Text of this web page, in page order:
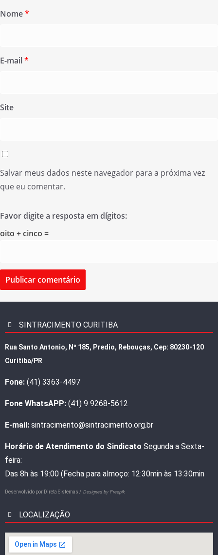
Nome*
E-mail*
Site
Salvar meus dados neste navegador para a próxima vez
que eu comentar.
Favor digite a resposta em dígitos:
oito + cinco =
SINTRACIMENTO CURITIBA
Rua Santo Antonio, Nº 185, Predio, Rebouças, Cep: 80230-120
Curitiba/PR
Fone: (41) 3363-4497
Fone WhatsAPP: (41) 9 9268-5612
E-mail: sintracimento@sintracimento.org.br
Horário de Atendimento do Sindicato Segunda a Sexta-
feira:
Das 8h às 19:00 (Fecha para almoço: 12:30min às 13:30min
Desenvolvido por Direta Sistemas / Designed by Freepik
LOCALIZAÇÃO